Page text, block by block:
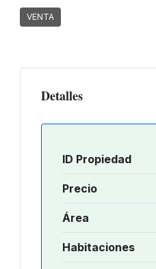
VENTA
Detalles
ID Propiedad
Precio
Área
Habitaciones